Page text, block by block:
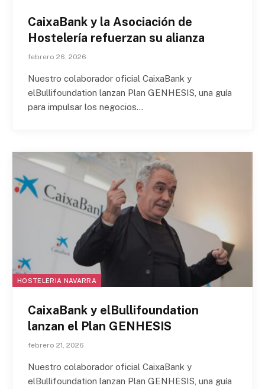
CaixaBank y la Asociación de
Hostelería refuerzan su alianza
febrero 26, 2026
Nuestro colaborador oficial CaixaBank y
elBullifoundation lanzan Plan GENHESIS, una guía
para impulsar los negocios…
HOSTELERIA NAVARRA
CaixaBank y elBullifoundation
lanzan el Plan GENHESIS
febrero 21, 2026
Nuestro colaborador oficial CaixaBank y
elBullifoundation lanzan Plan GENHESIS, una guía